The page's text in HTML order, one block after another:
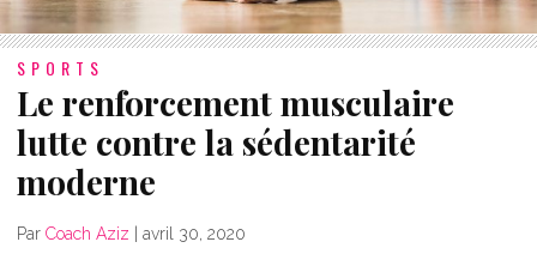
SPORTS
Le renforcement musculaire
lutte contre la sédentarité
moderne
Par Coach Aziz | avril 30, 2020